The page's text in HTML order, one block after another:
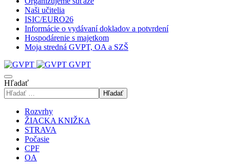
Naši učitelia
ISIC/EURO26
Informácie o vydávaní dokladov a potvrdení
Hospodárenie s majetkom
Moja stredná GVPT, OA a SZŠ
GVPT
Hľadať
Hľadať
Rozvrhy
ŽIACKA KNIŽKA
STRAVA
Počasie
CPF
OA